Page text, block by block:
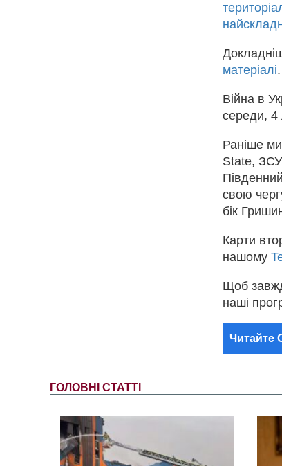
матеріалі.
Війна в
середи, 4
Раніше
State, ЗСУ
свою
бік
Карти
нашому
Щоб
наші
Читайте
ГОЛОВНІ СТАТТІ